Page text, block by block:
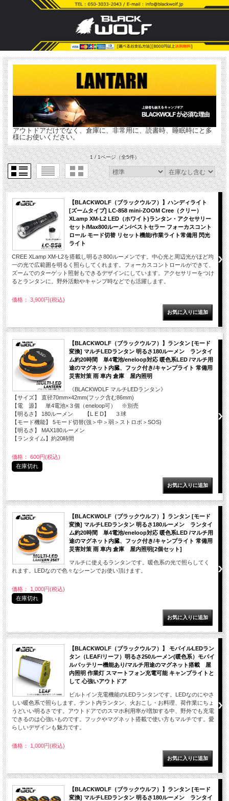
アウトドアだけでなく、倉庫に、非常用に、読書時、睡眠時にと多
様にお使いください。
1 / 1ページ（全5件）
【BLACKWOLF（ブラックウルフ）】ハンディライト
[ズームタイプ] LC-858 mini-ZOOM Cree（クリー）
XLamp XM-L2 LED（ホワイト)ランタン・アクセサリー
セット/Max800ルーメン/ベストセラー フォーカスコント
ロール モード切替 リセット機能/作業ライト常備用 閃光
ライト
CREE XLamp XM-L2を搭載し明るさ800ルーメンです。中心光と周辺光がほど均
一の光で広範囲を明るく照らしてくれます。フォーカスコントロールができて、
ズームでのターゲット照射もできるデザインにしています。アクセサリーをつけ
るとランタンに。野外活動やキャンプ時などでも活躍します。
価格： 3,900円(税込)
【BLACKWOLF（ブラックウルフ）】ランタン [モード
変換] マルチLEDランタン 明るさ180ルーメン ランタイ
ム約20時間 単4電池/eneloop対応 暖色系LED /マルチ用
途のマグネット内臓、フック付き/キャンプライト 常備用
災害対策 雨 車内 倉庫 屋内照明
《BLACKWOLF マルチLEDランタン》
【サイズ】 直径70mm×42mm(フック含む86mm)
【電 源】 単4電池×３個（eneloop可） ※別売
【明るさ】 180ルーメン 【L E D】 ３球
【モード機能】 5モード切替(強＞中＞弱＞ストロボ＞SOS)
【明るさ】 MAX180ルーメン
【ランタイム】約20時間
価格： 600円(税込)
在庫切れ
【BLACKWOLF（ブラックウルフ）】ランタン [モード
変換] マルチLEDランタン 明るさ180ルーメン ランタイ
ム約20時間 単4電池/eneloop対応 暖色系LED /マルチ用
途のマグネット内臓、フック付き/キャンプライト 常備用
災害対策 雨 車内 倉庫 屋内照明[2個セット]
マルチに使えるランタンです。暖色系の光で照らしてく
れます。LEDなので色々なシーンでお使い頂けます。
価格： 1,000円(税込)
在庫切れ
【BLACKWOLF（ブラックウルフ）】 モバイルLEDラン
タン（LEAF/リーフ）明るさ250ルーメン(暖色系）モバイ
ルバッテリー機能あり/マルチ用途のマグネット搭載 屋
内照明 作業灯 スマートフォン充電可能 キャンプライトと
して 心強いアウトドア
ビルトイン充電機能のLEDランタンです。LEDなのにやさ
しい暖色系で照らします。テント内ランタン、火おこし・お料理、荷作業にちょ
うどいい明るさです。アウトドアでのスマホ利用率が増加する中、野外でも充電
できるのは心強いものです。フックやマグネット搭載で使い方もマルチです。愛
らしいデザインも魅力です。
価格： 1,000円(税込)
【BLACKWOLF（ブラックウルフ）】ランタン [モード
変換] マルチLEDランタン 明るさ180ルーメン ランタイ